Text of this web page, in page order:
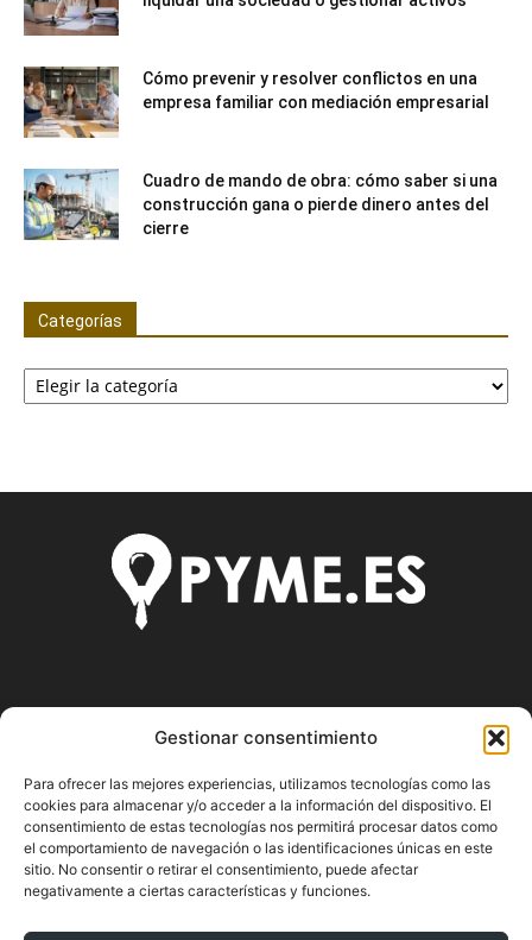
Gestionar consentimiento
Para ofrecer las mejores experiencias, utilizamos tecnologías como las
cookies para almacenar y/o acceder a la información del dispositivo. El
consentimiento de estas tecnologías nos permitirá procesar datos como
el comportamiento de navegación o las identificaciones únicas en este
sitio. No consentir o retirar el consentimiento, puede afectar
negativamente a ciertas características y funciones.
Cómo prevenir y resolver conflictos en una
empresa familiar con mediación empresarial
Cuadro de mando de obra: cómo saber si una
construcción gana o pierde dinero antes del
cierre
Categorías
Categorías
Pyme.es es el portal web donde podrás mantenerte
actualizado de todas las noticias y novedades sobre la
economía en España y el mundo, así como donde podrás
conseguir toda la información necesaria sobre
emprendimiento.